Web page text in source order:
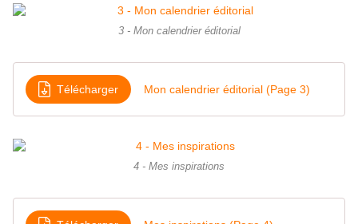
3 - Mon calendrier éditorial
Télécharger Mon calendrier éditorial (Page 3)
4 - Mes inspirations